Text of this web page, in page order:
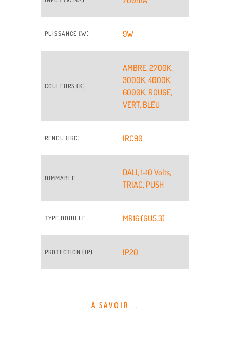
PUISSANCE (W) 9W
COULEURS (K)
AMBRE,2700K,
3000K,4000K,
6000K, ROUGE,
VERT, BLEU
RENDU (IRC) IRC90
DIMMABLE
DALI,1-10 Volts,
TRIAC, PUSH
TYPE DOUILLE MR16 (GU5.3)
PROTECTION (IP) IP20
À SAVOIR...